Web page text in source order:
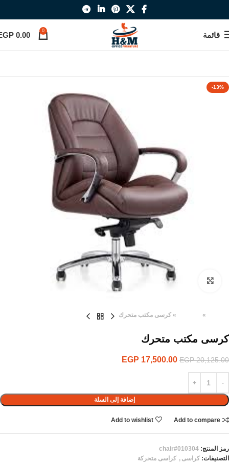
قائمة 0
0.00
-13%
Click to enlarge
»
» كرسى مكتب متحرك
كرسى مكتب متحرك
EGP20,125.00
EGP 17,500.00
إضافة إلى السلة
Add to compare
Add to wishlist
رمز المنتج: chair#010304
التصنيفات: كراسى , كراسى متحركة